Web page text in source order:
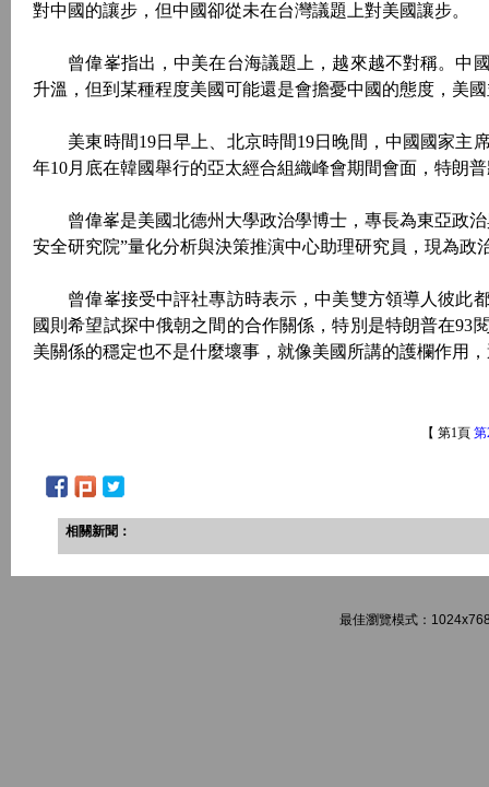
對中國的讓步，但中國卻從未在台灣議題上對美國讓步。
曾偉峯指出，中美在台海議題上，越來越不對稱。中
升溫，但到某種程度美國可能還是會擔憂中國的態度，美
美東時間19日早上、北京時間19日晚間，中國國家主
年10月底在韓國舉行的亞太經合組織峰會期間會面，特朗
曾偉峯是美國北德州大學政治學博士，專長為東亞政治
安全研究院”量化分析與決策推演中心助理研究員，現為
曾偉峯接受中評社專訪時表示，中美雙方領導人彼此
國則希望試探中俄朝之間的合作關係，特別是特朗普在
美關係的穩定也不是什麼壞事，就像美國所講的護欄作用
【 第1頁 第
相關新聞：
最佳瀏覽模式：